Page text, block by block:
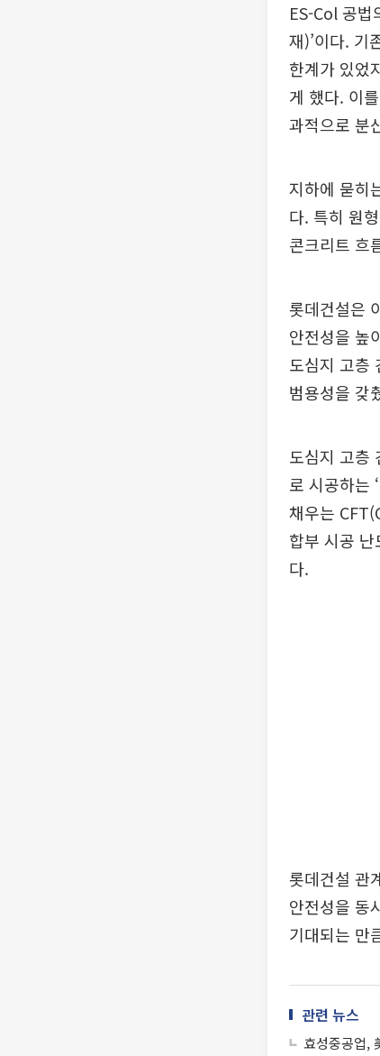
ES-Col 공
재)’이다. 기
한계가 있었
게 했다. 이
과적으로 분
지하에 묻히
다. 특히 원
콘크리트 흐
롯데건설은
안전성을 높
도심지 고층
범용성을 갖
도심지 고층
로 시공하는
채우는
합부 시공
다.
롯데건설 관
안전성을 동
기대되는 만
관련 뉴스
효성중공업,